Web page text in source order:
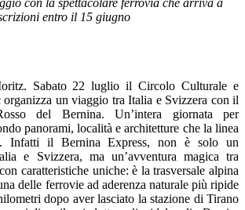
con la spettacolare ferrovia che arriva a
entro il 15 giugno
Sabato 22 luglio il Circolo Culturale e
un viaggio tra Italia e Svizzera con il
del Bernina. Un’intera giornata per
panorami, località e architetture che la linea
Infatti il Bernina Express, non è solo un
e Svizzera, ma un’avventura magica tra
caratteristiche uniche: è la trasversale alpina
delle ferrovie ad aderenza naturale più ripide
dopo aver lasciato la stazione di Tirano